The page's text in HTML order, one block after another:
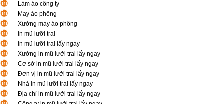
Làm áo công ty
May áo phông
Xưởng may áo phông
In mũ lưỡi trai
In mũ lưỡi trai lấy ngay
Xưởng in mũ lưỡi trai lấy ngay
Cơ sở in mũ lưỡi trai lấy ngay
Đơn vị in mũ lưỡi trai lấy ngay
Nhà in mũ lưỡi trai lấy ngay
Địa chỉ in mũ lưỡi trai lấy ngay